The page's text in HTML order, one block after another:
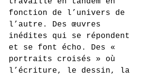
fonction de l’univers de
l’autre. Des œuvres
inédites qui se répondent
et se font écho. Des «
portraits croisés » où
l’écriture, le dessin, la